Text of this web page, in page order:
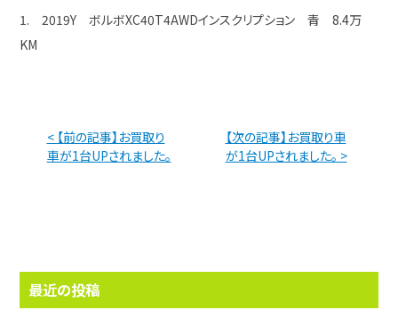
1. 2019Y ボルボXC40T4AWDインスクリプション 青 8.4万
KM
< 【前の記事】お買取り
車が1台UPされました。
【次の記事】お買取り車
が1台UPされました。 >
最近の投稿